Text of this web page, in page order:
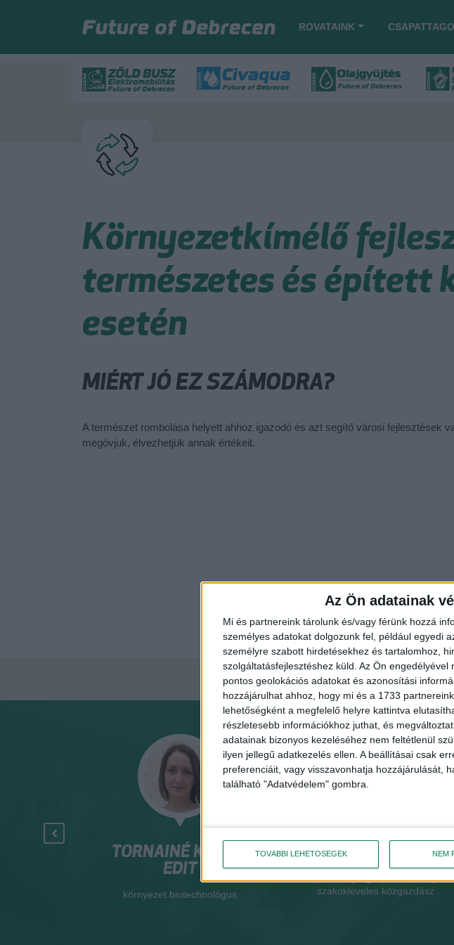
Az Ön adatainak
Mi és partnereink tárolunk és/vagy férünk hozzá
személyes adatokat dolgozunk fel, például egyedi
személyre szabott hirdetésekhez és tartalomhoz,
szolgáltatásfejlesztéshez küld. Az Ön engedélyével
pontos geolokációs adatokat és azonosítási
hozzájárulhat ahhoz, hogy mi és a 1733
lehetőségként a megfelelő helyre kattintva
részletesebb információkhoz juthat, és
adatainak bizonyos kezeléséhez nem feltétlenül
ilyen jellegű adatkezelés ellen. A beállításai csak
preferenciáit, vagy visszavonhatja hozzájárulását,
található "Adatvédelem" gombra.
TOVÁBBI LEHETŐSÉGEK NEM
ROVATAINK
Környezetkímélő
természetes és épített
esetén
MIÉRT JÓ EZ SZÁMODRA?
A természet rombolása helyett ahhoz igazodó és azt segítő városi fejlesztések
megóvjuk, élvezhetjük annak értékeit.
TORNAINÉ KICSÁK
EDIT
környezet biotechnológus
NAGY PÉTER ZOLTÁN
szakokleveles közgazdász